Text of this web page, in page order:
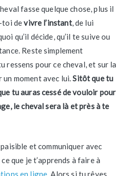
fasse quelque chose, plus il
toi devivre l’instant, de lui
qu’il décide, qu’il te suive ou
Reste simplement
ressens pour ce cheval, et sur la
un moment avec lui.Sitôt que tu
tu auras cessé de vouloir pour
le cheval sera là et près à te
et communiquer avec
que je t’apprends à faire à
en ligne . Alors si tu rêves